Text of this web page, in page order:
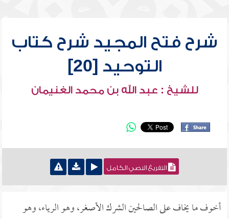
شرح فتح المجيد شرح كتاب
التوحيد [20]
للشيخ : عبد الله بن محمد الغنيمان
التفريغ النصي الكامل
أخوف ما يخاف على الصالحين الشرك الأصغر، وهو الرياء، وهو